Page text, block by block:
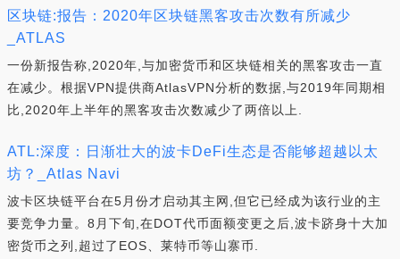
区块链:报告：2020年区块链黑客攻击次数有所减少
_ATLAS
一份新报告称,2020年,与加密货币和区块链相关的黑客攻击一直
在减少。根据VPN提供商AtlasVPN分析的数据,与2019年同期相
比,2020年上半年的黑客攻击次数减少了两倍以上.
ATL:深度：日渐壮大的波卡DeFi生态是否能够超越以太
坊？_Atlas Navi
波卡区块链平台在5月份才启动其主网,但它已经成为该行业的主
要竞争力量。8月下旬,在DOT代币面额变更之后,波卡跻身十大加
密货币之列,超过了EOS、莱特币等山寨币.